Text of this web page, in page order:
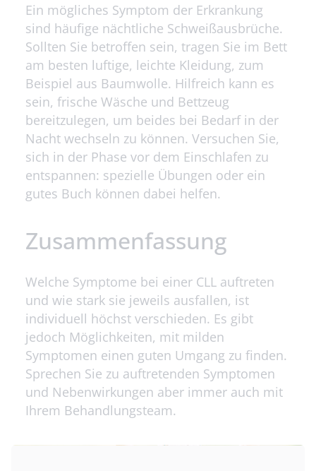
Ein mögliches Symptom der Erkrankung
sind häufige nächtliche Schweißausbrüche.
Sollten Sie betroffen sein, tragen Sie im Bett
am besten luftige, leichte Kleidung, zum
Beispiel aus Baumwolle. Hilfreich kann es
sein, frische Wäsche und Bettzeug
bereitzulegen, um beides bei Bedarf in der
Nacht wechseln zu können. Versuchen Sie,
sich in der Phase vor dem Einschlafen zu
entspannen: spezielle Übungen oder ein
gutes Buch können dabei helfen.
Zusammenfassung
Welche Symptome bei einer CLL auftreten
und wie stark sie jeweils ausfallen, ist
individuell höchst verschieden. Es gibt
jedoch Möglichkeiten, mit milden
Symptomen einen guten Umgang zu finden.
Sprechen Sie zu auftretenden Symptomen
und Nebenwirkungen aber immer auch mit
Ihrem Behandlungsteam.